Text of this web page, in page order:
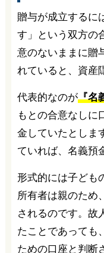
贈与が成立するに
す」という双方の
意のないままに贈
れていると、資産
代表的なのが『名
もとの合意なしに
金していたとしま
ていれば、名義預
形式的には子ども
所有者は親のため
されるのです。故
たことであっても
ための口座と判断